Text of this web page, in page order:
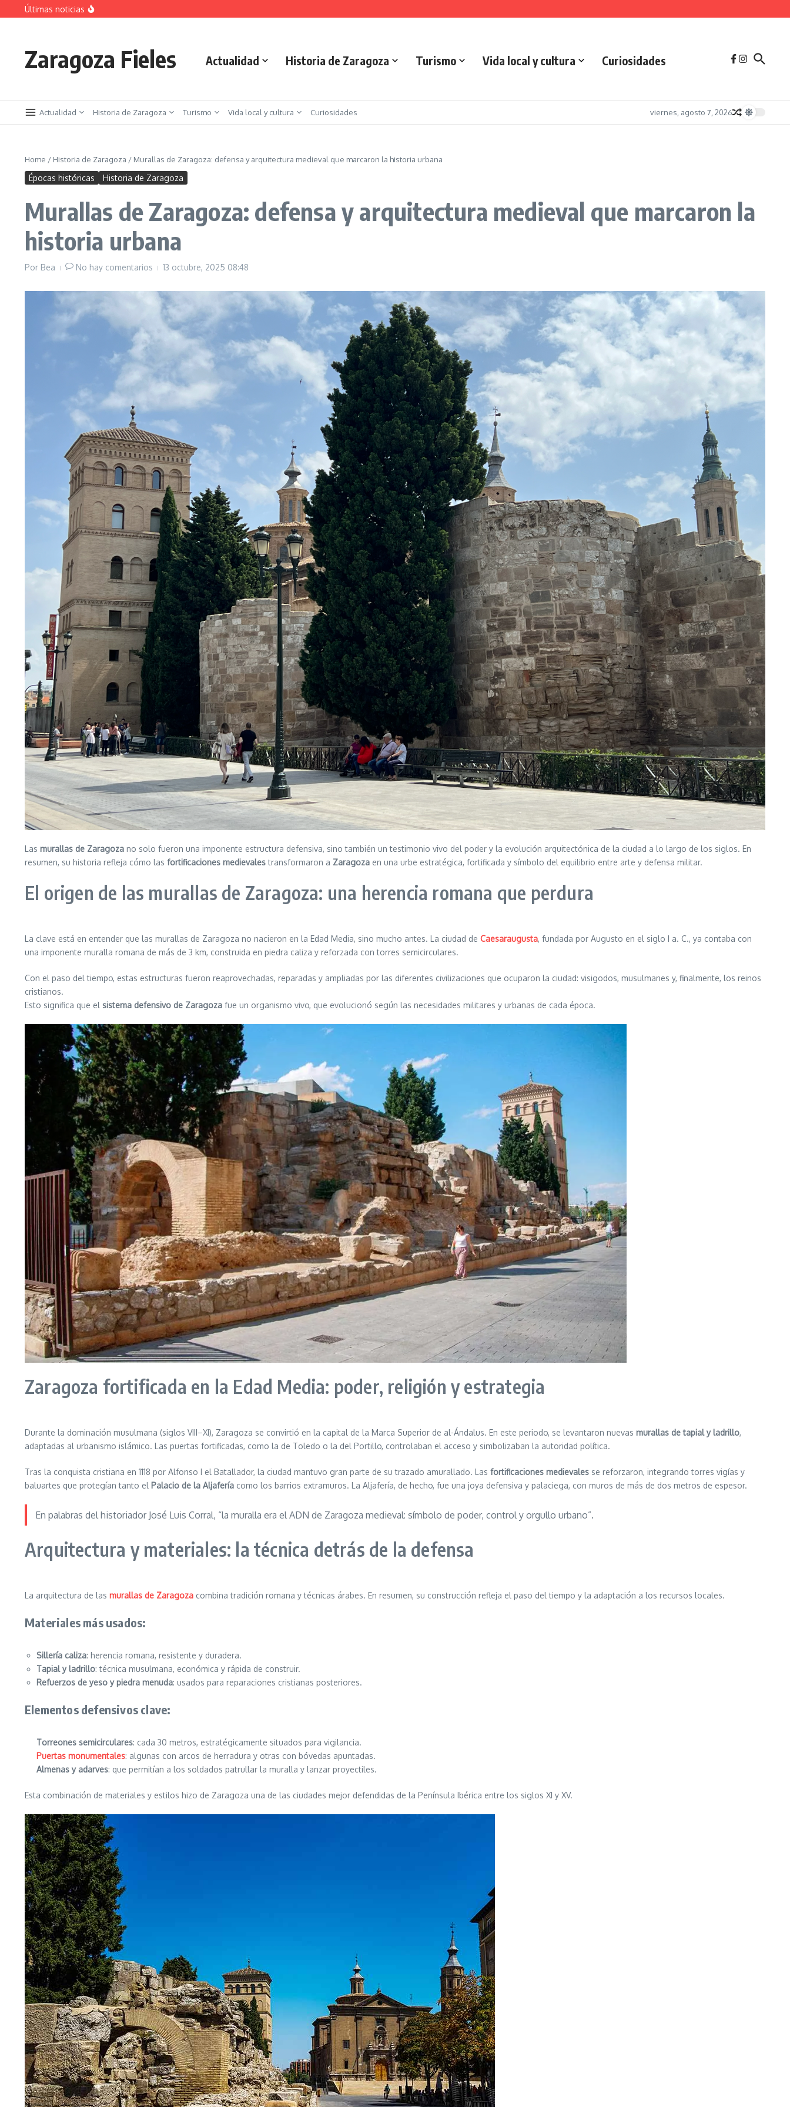
Saltar al contenido
Últimas noticias
Descubre el Parque del Agua Luis Buñuel: tu oasis urbano en Zaragoza
Zaragoza Fieles Actualidad Historia de Zaragoza Turismo Vida local y cultura Curiosidades
Actualidad Historia de Zaragoza Turismo Vida local y cultura Curiosidades viernes, agosto 7, 2026
Home / Historia de Zaragoza / Murallas de Zaragoza: defensa y arquitectura medieval que marcaron la historia urbana
Épocas históricas Historia de Zaragoza
Murallas de Zaragoza: defensa y arquitectura medieval que marcaron la
historia urbana
Por Bea No hay comentarios 13 octubre, 2025 08:48
Las murallas de Zaragoza no solo fueron una imponente estructura defensiva, sino también un testimonio vivo del poder y la evolución arquitectónica de la ciudad a lo largo de los siglos. En
resumen, su historia refleja cómo las fortificaciones medievalestransformaron a Zaragoza en una urbe estratégica, fortificada y símbolo del equilibrio entre arte y defensa militar.
El origen de las murallas de Zaragoza: una herencia romana que perdura
La clave está en entender que las murallas de Zaragoza no nacieron en la Edad Media, sino mucho antes. La ciudad de Caesaraugusta, fundada por Augusto en el siglo I a. C., ya contaba con
una imponente muralla romana de más de 3 km, construida en piedra caliza y reforzada con torres semicirculares.
Con el paso del tiempo, estas estructuras fueron reaprovechadas, reparadas y ampliadas por las diferentes civilizaciones que ocuparon la ciudad: visigodos, musulmanes y, finalmente, los reinos
cristianos.
Esto significa que el sistema defensivo de Zaragoza fue un organismo vivo, que evolucionó según las necesidades militares y urbanas de cada época.
Zaragoza fortificada en la Edad Media: poder, religión y estrategia
Durante la dominación musulmana (siglos VIII–XI), Zaragoza se convirtió en la capital de la Marca Superior de al-Ándalus. En este periodo, se levantaron nuevas murallas de tapial y ladrillo,
adaptadas al urbanismo islámico. Las puertas fortificadas, como la de Toledo o la del Portillo, controlaban el acceso y simbolizaban la autoridad política.
Tras la conquista cristiana en 1118 por Alfonso I el Batallador, la ciudad mantuvo gran parte de su trazado amurallado. Las fortificaciones medievales se reforzaron, integrando torres vigías y
baluartes que protegían tanto el Palacio de la Aljafería como los barrios extramuros. La Aljafería, de hecho, fue una joya defensiva y palaciega, con muros de más de dos metros de espesor.
En palabras del historiador José Luis Corral, “la muralla era el ADN de Zaragoza medieval: símbolo de poder, control y orgullo urbano”.
Arquitectura y materiales: la técnica detrás de la defensa
La arquitectura de las murallas de Zaragoza combina tradición romana y técnicas árabes. En resumen, su construcción refleja el paso del tiempo y la adaptación a los recursos locales.
Materiales más usados:
Sillería caliza: herencia romana, resistente y duradera.
Tapial y ladrillo: técnica musulmana, económica y rápida de construir.
Refuerzos de yeso y piedra menuda: usados para reparaciones cristianas posteriores.
Elementos defensivos clave:
Torreones semicirculares: cada 30 metros, estratégicamente situados para vigilancia.
Puertas monumentales: algunas con arcos de herradura y otras con bóvedas apuntadas.
Almenas y adarves: que permitían a los soldados patrullar la muralla y lanzar proyectiles.
Esta combinación de materiales y estilos hizo de Zaragoza una de las ciudades mejor defendidas de la Península Ibérica entre los siglos XI y XV.